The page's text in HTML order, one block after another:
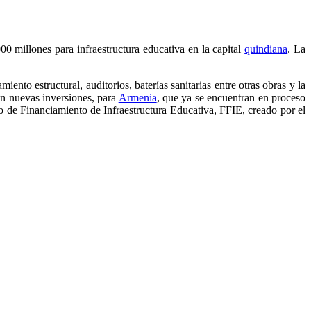
millones para infraestructura educativa en la capitalquindiana. La
estructural, auditorios, baterías sanitarias entre otras obras y la
nuevas inversiones, para Armenia, que ya se encuentran en proceso
Financiamiento de Infraestructura Educativa, FFIE, creado por el